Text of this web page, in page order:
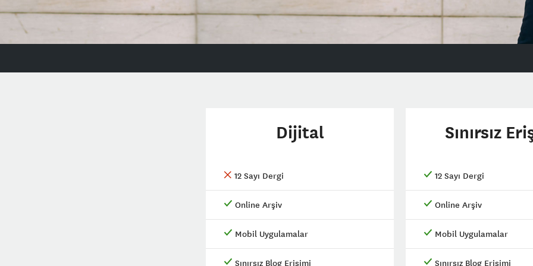
Sınırsız
12 Sayı Dergi
Online Arşiv
Mobil Uygulamalar
Sınırsız Blog Erişimi
Dijital
12 Sayı Dergi
Online Arşiv
Mobil Uygulamalar
Sınırsız Blog Erişimi